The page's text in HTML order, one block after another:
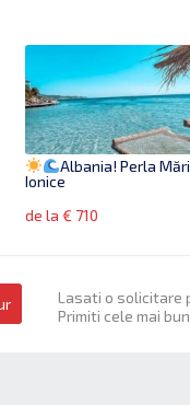
Albania! Perla
Ionice
de la € 710
Lasati o solicitare
Primiti cele mai